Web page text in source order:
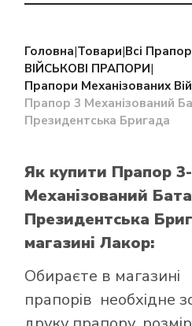
Головна|Товари|Всі
ВІЙСЬКОВІ ПРАПОРИ|
Прапори Механізованих
Прапор 3 Механізований
Президентська Бригада
Як купити Прапор
Механізований
Президентська
магазині Лакор:
Обираєте в магазині
прапорів необхідне